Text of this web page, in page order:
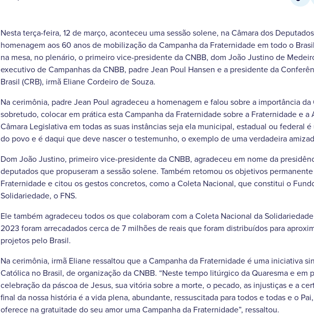
Nesta terça-feira, 12 de março, aconteceu uma sessão solene, na Câmara dos
homenagem aos 60 anos de mobilização da Campanha da Fraternidade em todo o
na mesa, no plenário, o primeiro vice-presidente da CNBB, dom João Justino de
executivo de Campanhas da CNBB, padre Jean Poul Hansen e a presidente da
Brasil (CRB), irmã Eliane Cordeiro de Souza.
Na cerimônia, padre Jean Poul agradeceu a homenagem e falou sobre a importância da
sobretudo, colocar em prática esta Campanha da Fraternidade sobre a Fraternidade e a
Câmara Legislativa em todas as suas instâncias seja ela municipal, estadual ou federal
do povo e é daqui que deve nascer o testemunho, o exemplo de uma verdadeira
Dom João Justino, primeiro vice-presidente da CNBB, agradeceu em nome da
deputados que propuseram a sessão solene. Também retomou os objetivos
Fraternidade e citou os gestos concretos, como a Coleta Nacional, que constitui o
Solidariedade, o FNS.
Ele também agradeceu todos os que colaboram com a Coleta Nacional da
2023 foram arrecadados cerca de 7 milhões de reais que foram distribuídos para
projetos pelo Brasil.
Na cerimônia, irmã Eliane ressaltou que a Campanha da Fraternidade é uma iniciativa
Católica no Brasil, de organização da CNBB. “Neste tempo litúrgico da Quaresma e em
celebração da páscoa de Jesus, sua vitória sobre a morte, o pecado, as injustiças e a
final da nossa história é a vida plena, abundante, ressuscitada para todos e todas e o
oferece na gratuitade do seu amor uma Campanha da Fraternidade”, ressaltou.